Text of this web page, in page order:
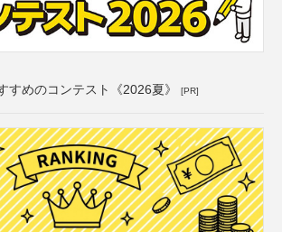
すめのコンテスト《2026夏》 [PR]